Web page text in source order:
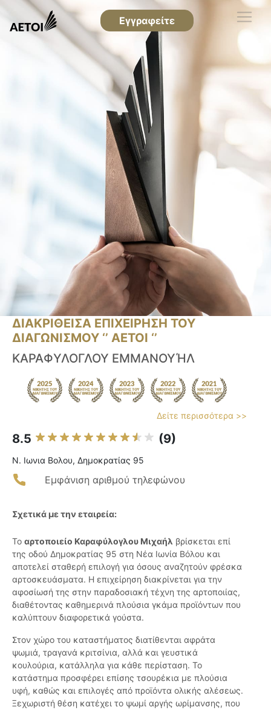
Εγγραφείτε
ΔΙΑΚΡΙΘΕΙΣΑ ΕΠΙΧΕΙΡΗΣΗ ΤΟΥ
ΔΙΑΓΩΝΙΣΜΟΥ ‘’ ΑΕΤΟΙ ‘’
ΚΑΡΑΦΥΛΟΓΛΟΥ ΕΜΜΑΝΟΥΉΛ
Δείτε περισσότερα >>
8.5 (9)
Ν. Ιωνια Βολου, Δημοκρατίας 95
Εμφάνιση αριθμού τηλεφώνου
Σχετικά με την εταιρεία:
Το αρτοποιείο Καραφύλογλου Μιχαήλ βρίσκεται επί
της οδού Δημοκρατίας 95 στη Νέα Ιωνία Βόλου και
αποτελεί σταθερή επιλογή για όσους αναζητούν φρέσκα
αρτοσκευάσματα. Η επιχείρηση διακρίνεται για την
αφοσίωσή της στην παραδοσιακή τέχνη της αρτοποιίας,
διαθέτοντας καθημερινά πλούσια γκάμα προϊόντων που
καλύπτουν διαφορετικά γούστα.
Στον χώρο του καταστήματος διατίθενται αφράτα
ψωμιά, τραγανά κριτσίνια, αλλά και γευστικά
κουλούρια, κατάλληλα για κάθε περίσταση. Το
κατάστημα προσφέρει επίσης τσουρέκια με πλούσια
υφή, καθώς και επιλογές από προϊόντα ολικής αλέσεως.
Ξεχωριστή θέση κατέχει το ψωμί αργής ωρίμανσης, που